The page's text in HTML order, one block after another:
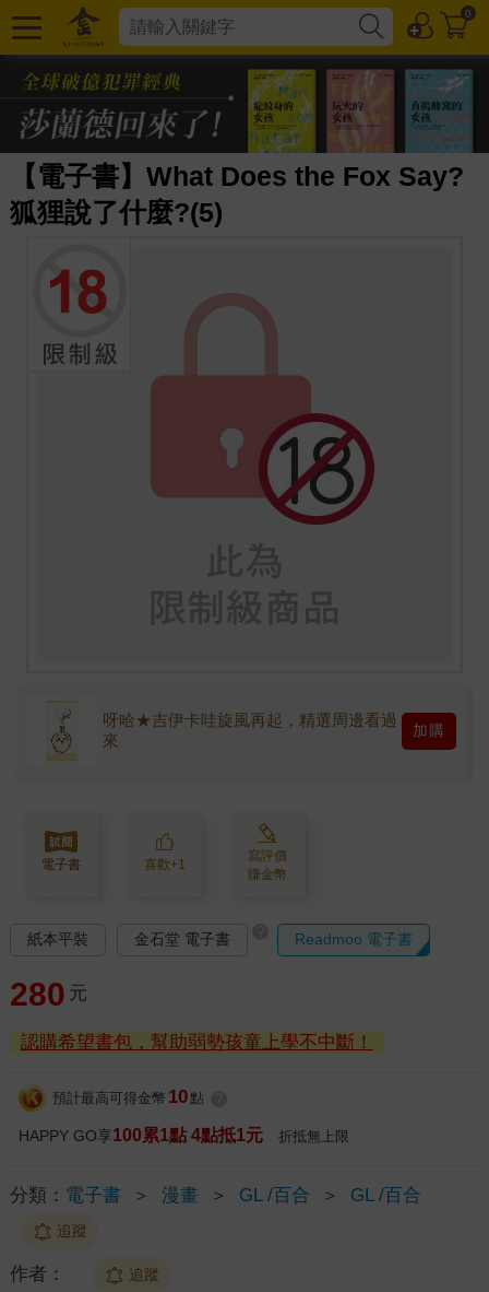
0
【電子書】What Does the Fox Say?
狐狸說了什麼?(5)
呀哈★吉伊卡哇旋風再起，精選周邊看過
來
加購
電子書 喜歡+1
寫評價
賺金幣
紙本平裝 金石堂 電子書 Readmoo 電子書
280 元
認購希望書包，幫助弱勢孩童上學不中斷！
預計最高可得金幣 10 點
HAPPY GO享100累1點 4點抵1元 折抵無上限
分類： 電子書 ＞ 漫畫 ＞ GL /百合 ＞ GL /百合
追蹤
作者： 追蹤